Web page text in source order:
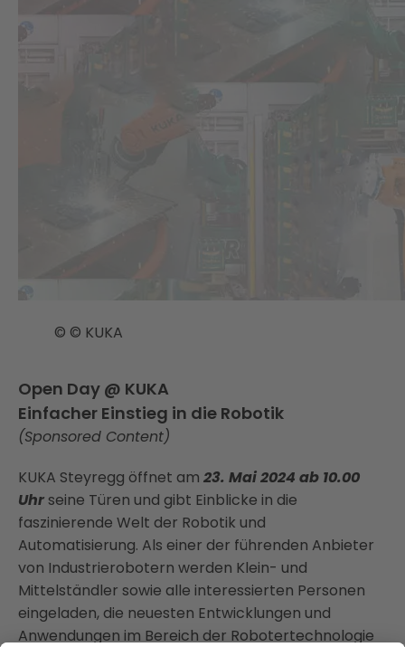
© © KUKA
Open Day @ KUKA
Einfacher Einstieg in die Robotik
(Sponsored Content)
KUKA Steyregg öffnet am 23. Mai 2024 ab 10.00
Uhrseine Türen und gibt Einblicke in die
faszinierende Welt der Robotik und
Automatisierung. Als einer der führenden Anbieter
von Industrierobotern werden Klein- und
Mittelständler sowie alle interessierten Personen
eingeladen, die neuesten Entwicklungen und
Anwendungen im Bereich der Robotertechnologie